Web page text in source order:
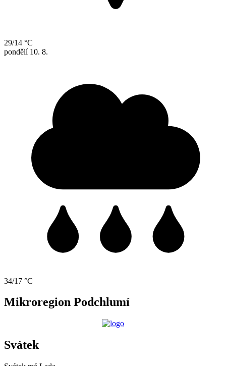
29/14 °C
pondělí 10. 8.
34/17 °C
Mikroregion Podchlumí
Svátek